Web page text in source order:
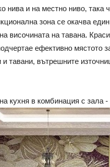
нива и на местно ниво,
зона се окачва
височината на тавана.
ефективно мястото
тавани, вътрешните
кухня в комбинация с зала